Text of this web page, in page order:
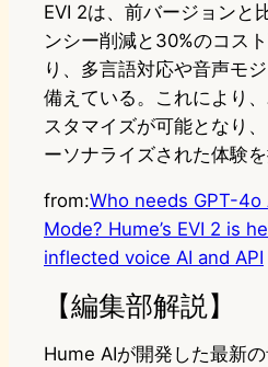
EVI 2は、前バージョンと
ンシー削減と30%のコス
り、多言語対応や音声モ
備えている。これにより
スタマイズが可能となり
ーソナライズされた体験を
from:Who needs GPT-4o
Mode? Hume’s EVI 2 is
inflected voice AI and API
【編集部解説】
Hume AIが開発した最新